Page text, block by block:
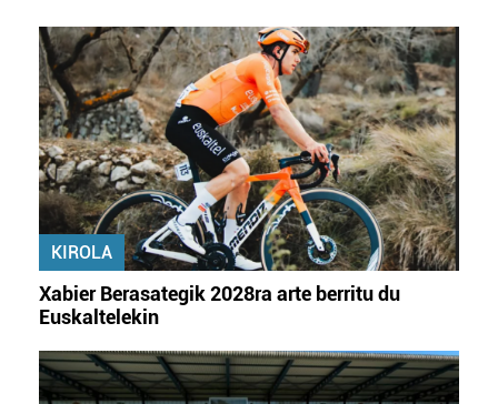
KIROLA
Xabier Berasategik 2028ra arte berritu du
Euskaltelekin